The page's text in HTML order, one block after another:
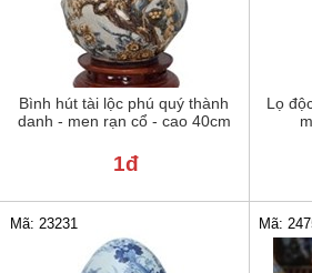
Bình hút tài lộc phú quý thành
danh - men rạn cổ - cao 40cm
1đ
Lọ
Mã: 23231 Mã: